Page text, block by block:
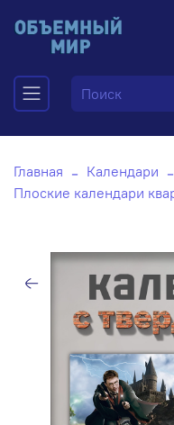
Главная
Календари
Плоские календари